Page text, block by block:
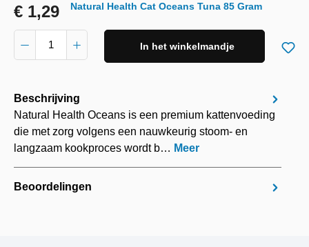
€ 1,29 Natural Health Cat Oceans Tuna 85 Gram
In het winkelmandje
Beschrijving
Natural Health Oceans is een premium kattenvoeding
die met zorg volgens een nauwkeurig stoom- en
langzaam kookproces wordt b… Meer
Beoordelingen